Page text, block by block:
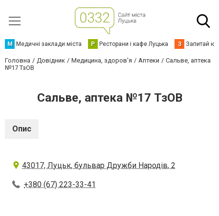
М Медичні заклади міста Р Ресторани і кафе Луцька З Запитай
Головна Довідник Медицина, здоров'я Аптеки
Сальве, аптека
№17 ТзОВ
Сальве, аптека №17 ТзОВ
Опис
43017, Луцьк, бульвар Дружби Народів, 2
+380 (67) 223-33-41